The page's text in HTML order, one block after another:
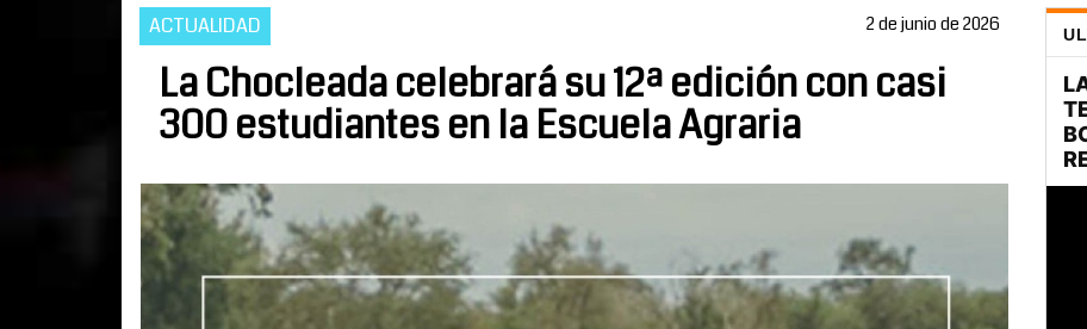
ACTUALIDAD 2 de junio de 2026
La Chocleada celebrará su 12ª edición con casi
300 estudiantes en la Escuela Agraria